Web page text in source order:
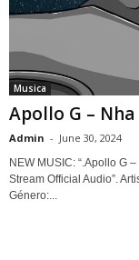
Musica
Apollo G –
Admin - June 30, 2024
NEW MUSIC: “.Apollo G
Stream Official Audio”.
Género:...